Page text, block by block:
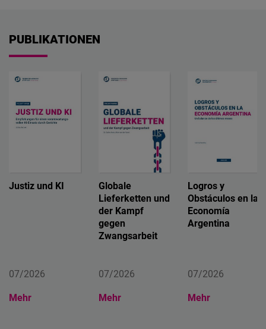
PUBLIKATIONEN
Justiz und KI
07/2026
Mehr
Globale
Lieferketten und
der Kampf
gegen
Zwangsarbeit
07/2026
Mehr
Logros y
Obstáculos en la
Economía
Argentina
07/2026
Mehr
Embed
Embed